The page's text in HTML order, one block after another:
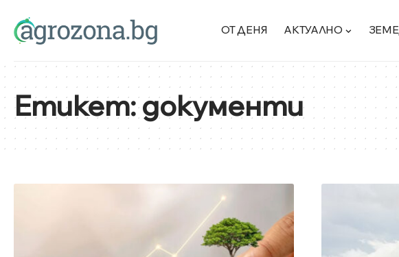
ОТ ДЕНЯ АКТУАЛНО
Етикет:документи